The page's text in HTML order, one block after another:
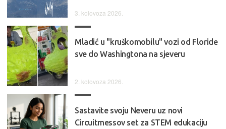
3. kolovoza 2026.
Mladić u "kruškomobilu" vozi od Floride
sve do Washingtona na sjeveru
2. kolovoza 2026.
Sastavite svoju Neveru uz novi
Circuitmessov set za STEM edukaciju